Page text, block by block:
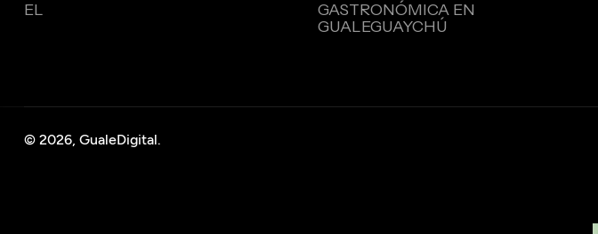
EL
GASTRONÓMICA EN
GUALEGUAYCHÚ
© 2026, GualeDigital.